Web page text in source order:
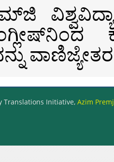
Translations Initiative, Azim